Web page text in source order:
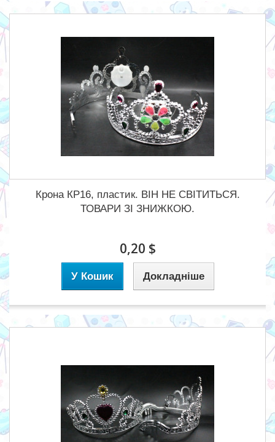
Крона КР16, пластик. ВІН НЕ СВІТИТЬСЯ.
ТОВАРИ ЗІ ЗНИЖКОЮ.
0,20 $
У Кошик Докладніше